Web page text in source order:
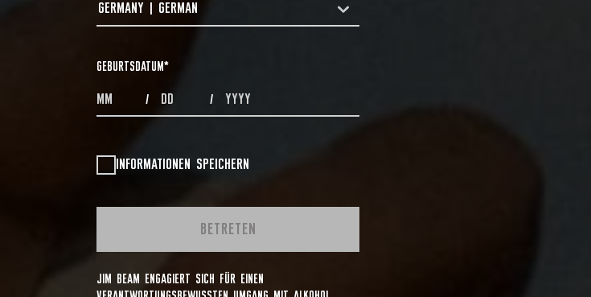
COUNTRYDROPDOWN
GERMANY | GERMAN
GEBURTSDATUM*
MONTHS / DAYS / YEAR
INFORMATIONEN SPEICHERN
BETRETEN
JIM BEAM ENGAGIERT SICH FÜR EINEN